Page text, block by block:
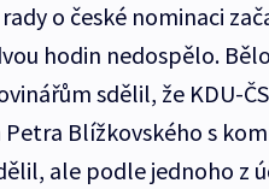
o české nominaci
hodin nedospělo.
sdělil, že KDU-
Blížkovského s
ale podle jednoho z